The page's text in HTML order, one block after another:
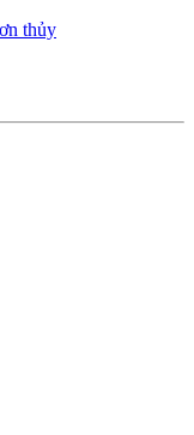
thủy